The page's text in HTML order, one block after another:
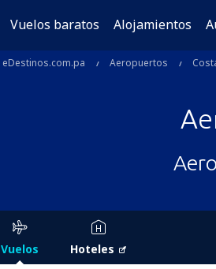
Vuelos baratos Alojamientos
eDestinos.com.pa Aeropuertos
Vuelos Hoteles